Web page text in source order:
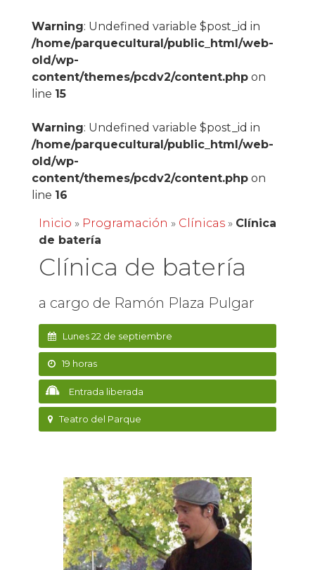
Warning: Undefined variable $post_id in
/home/parquecultural/public_html/web-
old/wp-
content/themes/pcdv2/content.phpon
line 15
Warning: Undefined variable $post_id in
/home/parquecultural/public_html/web-
old/wp-
content/themes/pcdv2/content.phpon
line 16
Inicio » Programación » Clínicas» Clínica
de batería
Clínica de batería
a cargo de Ramón Plaza Pulgar
Lunes 22 de septiembre
19 horas
Entrada liberada
Teatro del Parque